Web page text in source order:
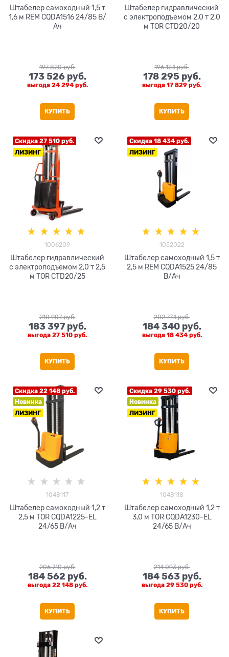
Штабелер самоходный 1,5 т
1,6 м REM CQDA1516 24/85 В/
Ач
197 820 руб.
173 526 руб.
выгода 24 294 руб.
КУПИТЬ
Штабелер гидравлический
с электроподъемом 2,0 т 2,0
м TOR CTD20/20
196 124 руб.
178 295 руб.
выгода 17 829 руб.
КУПИТЬ
Скидка 27 510 руб.
ЛИЗИНГ
1006209
Штабелер гидравлический
с электроподъемом 2,0 т 2,5
м TOR CTD20/25
210 907 руб.
183 397 руб.
выгода 27 510 руб.
КУПИТЬ
Скидка 18 434 руб.
ЛИЗИНГ
1052022
Штабелер самоходный 1,5 т
2,5 м REM CQDA1525 24/85
В/Ач
202 774 руб.
184 340 руб.
выгода 18 434 руб.
КУПИТЬ
Скидка 22 148 руб.
Новинка
ЛИЗИНГ
1048117
Штабелер самоходный 1,2 т
2,5 м TOR CQDA1225-EL
24/65 В/Ач
206 710 руб.
184 562 руб.
выгода 22 148 руб.
КУПИТЬ
Скидка 29 530 руб.
Новинка
ЛИЗИНГ
1048118
Штабелер самоходный 1,2 т
3,0 м TOR CQDA1230-EL
24/65 В/Ач
214 093 руб.
184 563 руб.
выгода 29 530 руб.
КУПИТЬ